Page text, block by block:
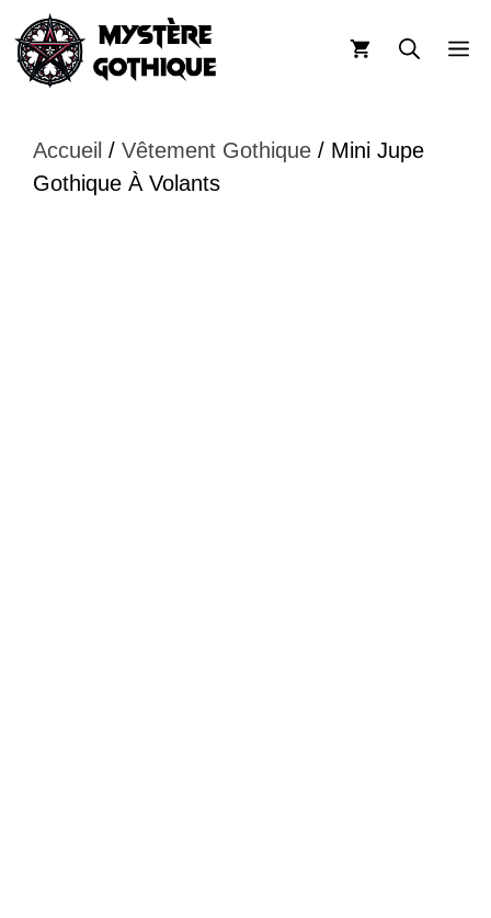
Aller
au
contenu
Accueil / Vêtement Gothique / Mini Jupe
Gothique À Volants